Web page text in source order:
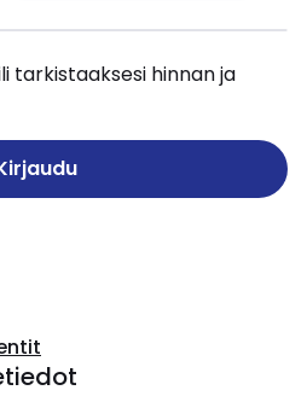
tarkistaaksesi hinnan ja